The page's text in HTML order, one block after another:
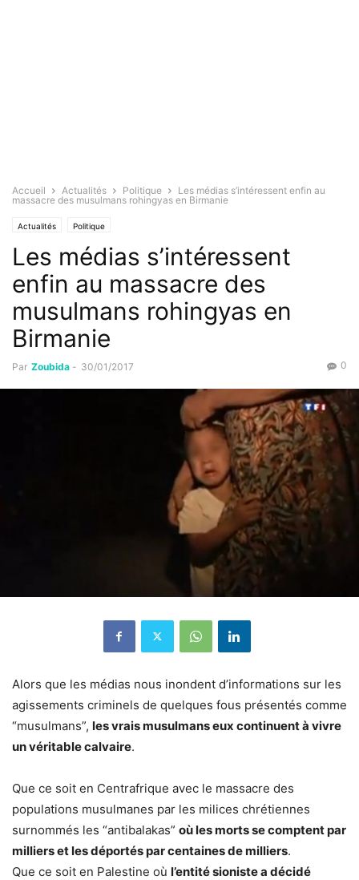
Accueil Actualités Politique
Les médias s’intéressent enfin au
massacre des musulmans rohingyas en Birmanie
Actualités Politique
Les médias s’intéressent
enfin au massacre des
musulmans rohingyas en
Birmanie
Par Zoubida - 30/01/2017 0
Alors que les médias nous inondent d’informations sur les
agissements criminels de quelques fous présentés comme
“musulmans”, les vrais musulmans eux continuent à vivre
un véritable calvaire.
Que ce soit en Centrafrique avec le massacre des
populations musulmanes par les milices chrétiennes
surnommés les “antibalakas” où les morts se comptent par
milliers et les déportés par centaines de milliers.
Que ce soit en Palestine où l’entité sioniste a décidé